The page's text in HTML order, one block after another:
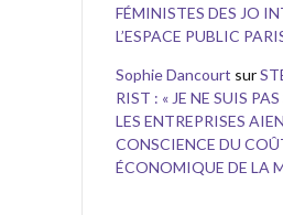
FÉMINISTES DES JO
L’ESPACE PUBLIC
Sophie Dancourt sur
RIST : « JE NE SUIS
LES ENTREPRISES
CONSCIENCE DU
ÉCONOMIQUE DE LA